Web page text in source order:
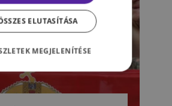
ELUTASÍTÁSA
MEGJELENÍTÉSE